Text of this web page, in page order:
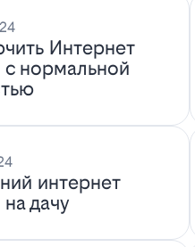
Интернет
с нормальной
интернет
дачу